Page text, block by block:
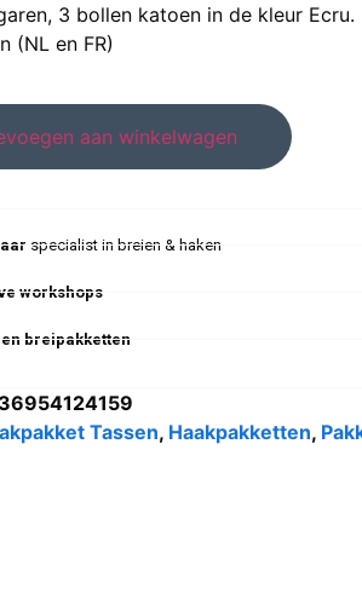
3 bollen katoen in de kleur Ecru.
(NL en FR)
aan winkelwagen
specialist in breien & haken
workshops
breipakketten
Tassen, Haakpakketten,